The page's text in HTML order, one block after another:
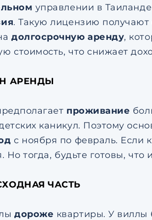
управлении в
. Такую лицензию
долгосрочную аренду,
стоимость, что снижает
АРЕНДЫ
проживание
каникул. Поэтому
с ноября по февраль. Если
Но тогда, будьте готовы, что
ЧАСТЬ
дороже квартиры. У